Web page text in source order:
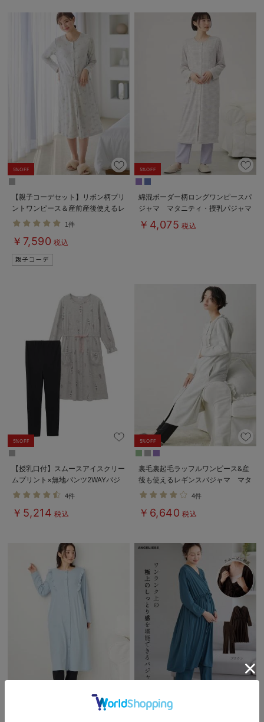
5%OFF
【親子コーデセット】リボン柄プリ
ントワンピース＆産前産後使えるレ
ギンスパジャマ&2wayオール 出
産準備 ギフト マタニティ・産後
1件
￥7,590 税込
5%OFF
綿混ボーダー柄ロングワンピースパ
ジャマ マタニティ・授乳パジャマ
【出産後も長く使える】fairy（フェ
アリー）
￥4,075 税込
5%OFF
【授乳口付】スムースアイスクリー
ムプリント×無地パンツ2WAYパジ
ャマ
4件
￥5,214 税込
5%OFF
裏毛裏起毛ラッフルワンピース&産
後も使えるレギンスパジャマ マタ
ニティ・授乳パジャマ【出産後も長
4件
￥6,640 税込
5%OFF